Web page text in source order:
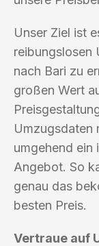
Unser Ziel ist
reibungslosen
nach Bari zu
großen Wert
Umzugsdaten
umgehend ein
Angebot. So
genau das
besten Preis.
Vertraue auf